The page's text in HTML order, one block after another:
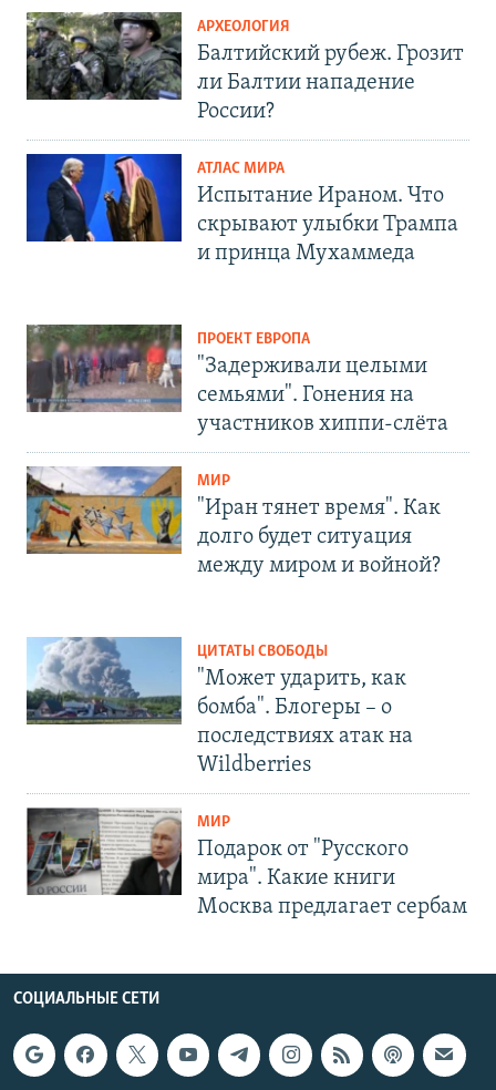
АРХЕОЛОГИЯ
Балтийский рубеж. Грозит
ли Балтии нападение
России?
АТЛАС МИРА
Испытание Ираном. Что
скрывают улыбки Трампа
и принца Мухаммеда
ПРОЕКТ ЕВРОПА
"Задерживали целыми
семьями". Гонения на
участников хиппи-слёта
МИР
"Иран тянет время". Как
долго будет ситуация
между миром и войной?
ЦИТАТЫ СВОБОДЫ
"Может ударить, как
бомба". Блогеры – о
последствиях атак на
Wildberries
МИР
Подарок от "Русского
мира". Какие книги
Москва предлагает сербам
СОЦИАЛЬНЫЕ СЕТИ